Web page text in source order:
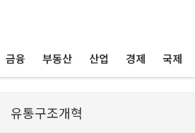
금융 부동산 산업 경제 국제